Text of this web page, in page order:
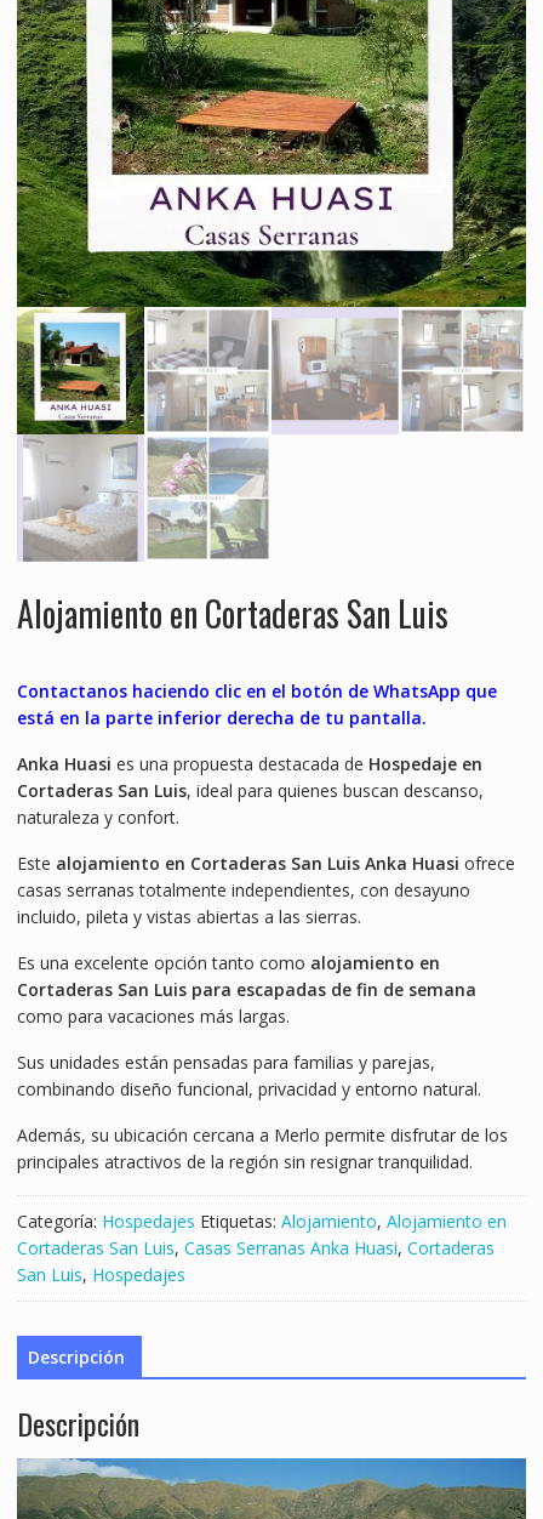
Alojamiento en Cortaderas San Luis
Contactanos haciendo clic en el botón de WhatsApp que
está en la parte inferior derecha de tu pantalla.
Anka Huasi es una propuesta destacada de Hospedaje en
Cortaderas San Luis, ideal para quienes buscan descanso,
naturaleza y confort.
Este alojamiento en Cortaderas San Luis Anka Huasi ofrece
casas serranas totalmente independientes, con desayuno
incluido, pileta y vistas abiertas a las sierras.
Es una excelente opción tanto como alojamiento en
Cortaderas San Luis para escapadas de fin de semana
como para vacaciones más largas.
Sus unidades están pensadas para familias y parejas,
combinando diseño funcional, privacidad y entorno natural.
Además, su ubicación cercana a Merlo permite disfrutar de los
principales atractivos de la región sin resignar tranquilidad.
Categoría: Hospedajes Etiquetas: Alojamiento, Alojamiento en
Cortaderas San Luis, Casas Serranas Anka Huasi, Cortaderas
San Luis, Hospedajes
Descripción
Descripción